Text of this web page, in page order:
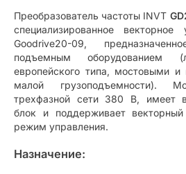
Преобразователь частоты INVT
специализированное
Goodrive20-09,
подъемным оборудованием
европейского типа, мостовыми
малой грузоподъемности).
трехфазной сети 380 В, имеет
блок и поддерживает векторный
режим управления.
Назначение: